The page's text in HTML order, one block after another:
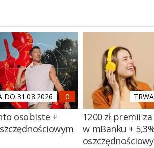
DO 31.08.2026
osobiste +
1200 zł premii
w mBanku +